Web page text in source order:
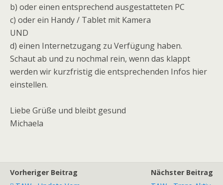
b) oder einen entsprechend ausgestatteten PC
c) oder ein Handy / Tablet mit Kamera
UND
d) einen Internetzugang zu Verfügung haben.
Schaut ab und zu nochmal rein, wenn das klappt
werden wir kurzfristig die entsprechenden Infos hier
einstellen.
Liebe Grüße und bleibt gesund
Michaela
Vorheriger Beitrag
Nächster Beitrag